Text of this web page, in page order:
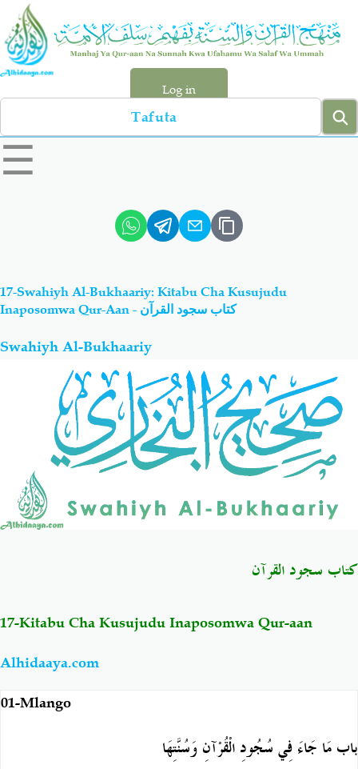
Skip
main
content
Log in
Search
left
sidebar
☰
Hadiyth
Aqiydah Manhaj
Shirki & Kufru
Salaf Wa Ummah Firaq-Makundi
Fiqh-Ibaadah Duaa-Adhkaar
Fataawa Za Ulamaa Kauli Za Salaf
17-Swahiyh Al-Bukhaariy: Kitabu Cha Kusujudu
Inaposomwa Qur-Aan - كتاب سجود القرآن
Swahiyh Al-Bukhaariy
كتاب سجود القرآن
17-Kitabu Cha Kusujudu Inaposomwa Qur-aan
Alhidaaya.com
01-Mlango
باب مَا جَاءَ فِي سُجُودِ الْقُرْآنِ وَسُنَّتِهَا